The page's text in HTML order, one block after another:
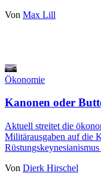
Von Max Lill
Ökonomie
Kanonen oder
Aktuell streitet die
Militärausgaben auf die
Von Dierk Hirschel